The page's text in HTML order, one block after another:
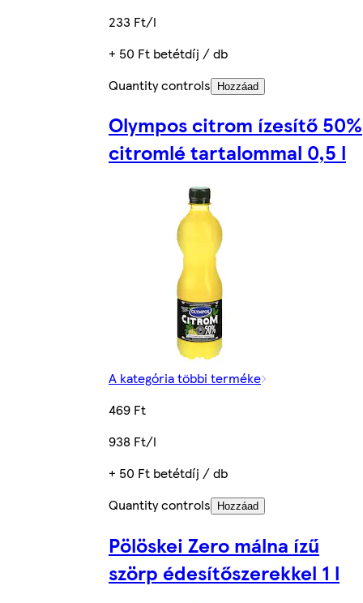
233 Ft/l
+ 50 Ft betétdíj / db
Quantity controls
Hozzáad
Olympos citrom ízesítő 50%
citromlé tartalommal 0,5 l
A kategória többi terméke
469 Ft
938 Ft/l
+ 50 Ft betétdíj / db
Quantity controls
Hozzáad
Pölöskei Zero málna ízű
szörp édesítőszerekkel 1 l